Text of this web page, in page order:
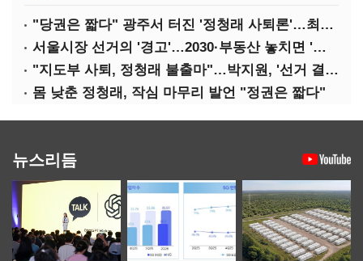
"당권은 짧다" 광주서 터진 '정청래 사퇴론'…최고위 '아수라장'
서울시장 선거의 '경고'…2030·부동산 놓치면 '총선도 대선도' 패배
"지도부 사퇴, 정청래 불출마"…박지원, '선거 결과 책임' 강조
몸 낮춘 정청래, 작심 마무리 발언 "정권은 짧다"
뉴스리듬